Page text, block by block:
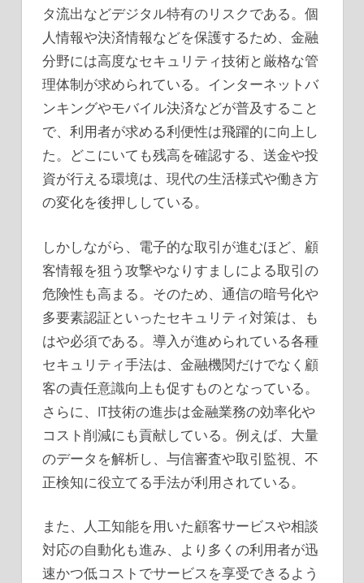
タ流出などデジタル特有のリスクである。個
人情報や決済情報などを保護するため、金融
分野には高度なセキュリティ技術と厳格な管
理体制が求められている。インターネットバ
ンキングやモバイル決済などが普及すること
で、利用者が求める利便性は飛躍的に向上し
た。どこにいても残高を確認する、送金や投
資が行える環境は、現代の生活様式や働き方
の変化を後押ししている。
しかしながら、電子的な取引が進むほど、顧
客情報を狙う攻撃やなりすましによる取引の
危険性も高まる。そのため、通信の暗号化や
多要素認証といったセキュリティ対策は、も
はや必須である。導入が進められている各種
セキュリティ手法は、金融機関だけでなく顧
客の責任意識向上も促すものとなっている。
さらに、IT技術の進歩は金融業務の効率化や
コスト削減にも貢献している。例えば、大量
のデータを解析し、与信審査や取引監視、不
正検知に役立てる手法が利用されている。
また、人工知能を用いた顧客サービスや相談
対応の自動化も進み、より多くの利用者が迅
速かつ低コストでサービスを享受できるよう